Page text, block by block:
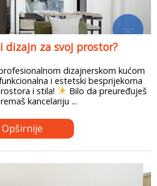
dizajn za svoj prostor?
dizajnerskom kućom
i estetski besprijekorna
i stila!
Bilo da preuređuješ
kancelariju ...
Opširnije